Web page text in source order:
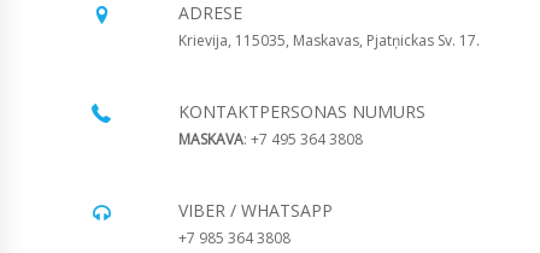
ADRESE
Krievija, 115035, Maskavas, Pjatņickas Sv. 17.
KONTAKTPERSONAS NUMURS
MASKAVA: +7 495 364 3808
VIBER / WHATSAPP
+7 985 364 3808